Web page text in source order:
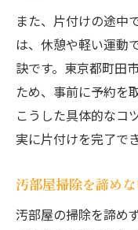
また、片付けの途中
は、休憩や軽い運動
訣です。東京都町田
ため、事前に予約を
こうした具体的なコ
実に片付けを完了でき
汚部屋掃除を諦め
汚部屋の掃除を諦め